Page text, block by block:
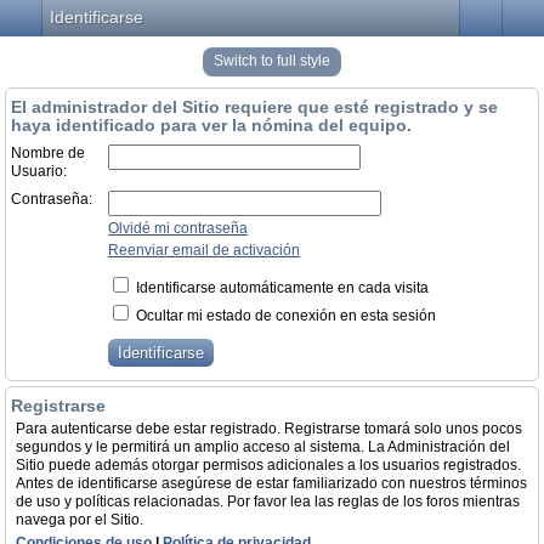
Identificarse
Switch to full style
El administrador del Sitio requiere que esté registrado y se
haya identificado para ver la nómina del equipo.
Nombre de
Usuario:
Contraseña:
Olvidé mi contraseña
Reenviar email de activación
Identificarse automáticamente en cada visita
Ocultar mi estado de conexión en esta sesión
Registrarse
Para autenticarse debe estar registrado. Registrarse tomará solo unos pocos
segundos y le permitirá un amplio acceso al sistema. La Administración del
Sitio puede además otorgar permisos adicionales a los usuarios registrados.
Antes de identificarse asegúrese de estar familiarizado con nuestros términos
de uso y políticas relacionadas. Por favor lea las reglas de los foros mientras
navega por el Sitio.